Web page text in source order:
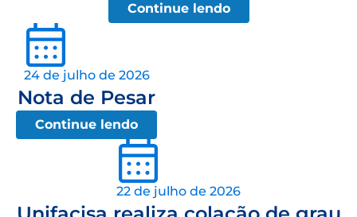
Continue lendo
24 de julho de 2026
Nota de Pesar
Continue lendo
22 de julho de 2026